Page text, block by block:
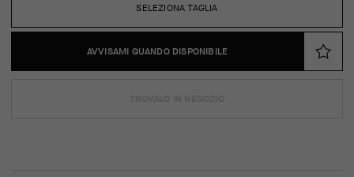
SELEZIONA TAGLIA
AVVISAMI QUANDO DISPONIBILE